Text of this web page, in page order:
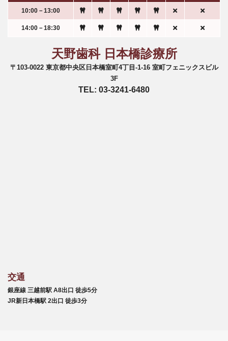
10:00－13:00
14:00－18:30
天野歯科 日本橋診療所
〒103-0022 東京都中央区日本橋室町4丁目-1-16 室町フェニックスビル
3F
TEL: 03-3241-6480
交通
銀座線 三越前駅 A8出口 徒歩5分
JR新日本橋駅 2出口 徒歩3分